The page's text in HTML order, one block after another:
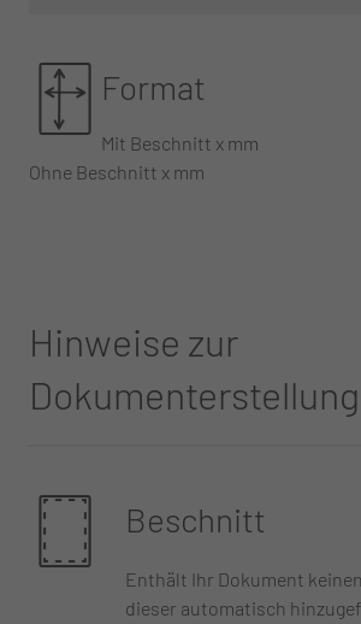
Format
Mit Beschnitt x mm
Ohne Beschnitt x mm
Hinweise zur
Dokumenterstellung
Beschnitt
Enthält Ihr Dokument
dieser automatisch